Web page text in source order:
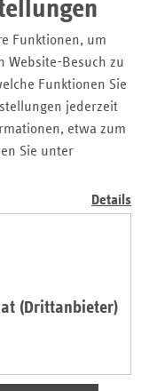
Funktionen, um
Website-Besuch zu
Funktionen Sie
jederzeit
etwa zum
Sie unter
Details
(Drittanbieter)
ich mich ganz
mit
anbieten kann –
mit den
Thema
freiwilligen
zu
derzeit Partner
neben der
die
Die vdek-
neben dem